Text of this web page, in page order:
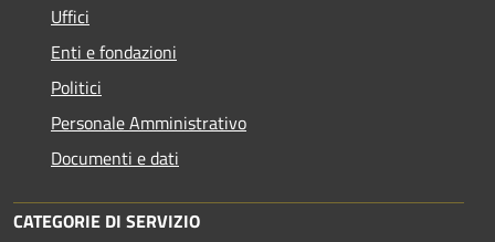
Uffici
Enti e fondazioni
Politici
Personale Amministrativo
Documenti e dati
CATEGORIE DI SERVIZIO